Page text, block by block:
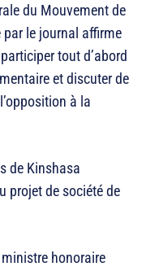
du Mouvement de
le journal affirme
tout d’abord
et discuter de
à la
de Kinshasa
projet de société de
honoraire